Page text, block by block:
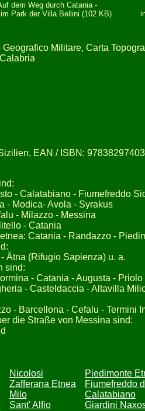
dem Weg durch Catania -
Park der Villa Bellini (102 KB)
Geografico Militare, Carta
EAN / ISBN:
- Calatabiano - Fiumefreddo
- Modica- Avola - Syrakus
- Milazzo - Messina
- Catania
Catania - Randazzo -
Ätna (Rifugio Sapienza) u. a.
sind:
- Catania - Augusta -
- Casteldaccia - Altavilla
- Barcellona - Cefalu -
die Straße von Messina sind:
Nicolosi
Zafferana Etnea
Milo
Sant' Alfio
Piedimonte
Fiumefreddo
Calatabiano
Giardini